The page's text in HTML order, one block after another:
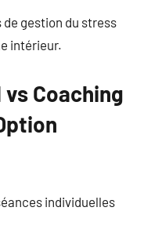
de gestion du stress
intérieur.
Coaching
individuelles